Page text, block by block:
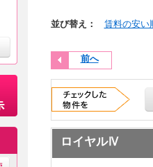
並び替え： 賃料の安い
前へ
ロイヤルⅣ